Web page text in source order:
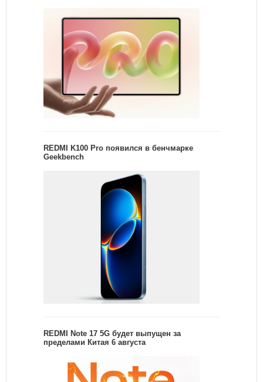
REDMI K100 Pro появился в бенчмарке
Geekbench
REDMI Note 17 5G будет выпущен за
пределами Китая 6 августа